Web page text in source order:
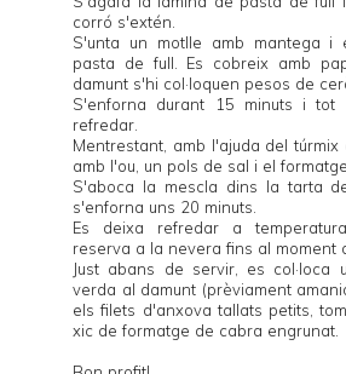
corró s'extén.
S'unta un motlle amb mantega i
pasta de full. Es cobreix amb
damunt s'hi col·loquen pesos de
S'enforna durant 15 minuts i tot
refredar.
Mentrestant, amb l'ajuda del
amb l'ou, un pols de sal i el
S'aboca la mescla dins la tarta
s'enforna uns 20 minuts.
Es deixa refredar a
reserva a la nevera fins al moment
Just abans de servir, es col·loca
verda al damunt (prèviament
els filets d'anxova tallats petits,
xic de formatge de cabra engrunat.